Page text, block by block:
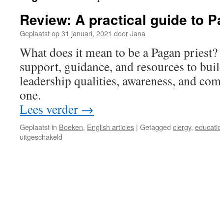
Review: A practical guide to
Geplaatst op31 januari, 2021 doorJana
What does it mean to be a Pagan
support, guidance, and resources to
leadership qualities, awareness, and
one.
Lees verder →
Geplaatst in Boeken, English articles | Getagged clergy,
uitgeschakeld